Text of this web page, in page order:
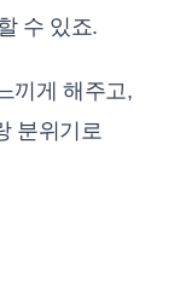
수 있죠.
끼게 해주고,
분위기로